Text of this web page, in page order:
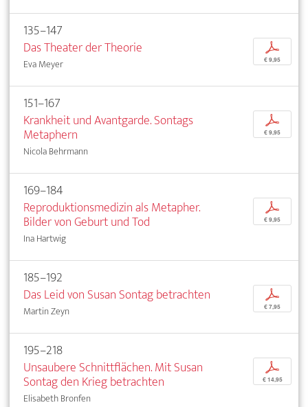
135–147
Das Theater der Theorie
Eva Meyer
p
€ 9,95
151–167
Krankheit und Avantgarde. Sontags
Metaphern
Nicola Behrmann
p
€ 9,95
169–184
Reproduktionsmedizin als Metapher.
Bilder von Geburt und Tod
Ina Hartwig
p
€ 9,95
185–192
Das Leid von Susan Sontag betrachten
Martin Zeyn
p
€ 7,95
195–218
Unsaubere Schnittflächen. Mit Susan
Sontag den Krieg betrachten
Elisabeth Bronfen
p
€ 14,95